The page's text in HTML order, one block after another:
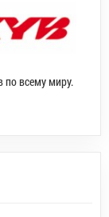
по всему миру.